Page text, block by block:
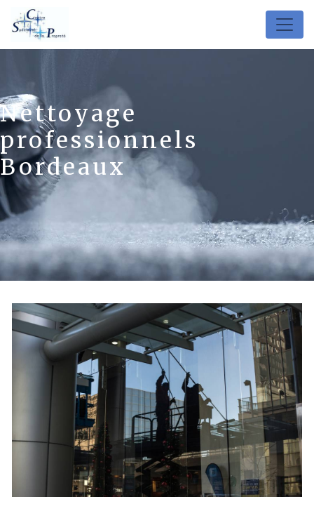
Panneau de gestion des cookies
Nettoyage
professionnels
Bordeaux